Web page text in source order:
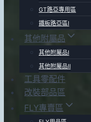
GT路亞專用區
鐵板路亞區Ⅰ
其他附屬品
其他附屬品Ⅰ
其他附屬品Ⅱ
工具零配件
改裝部品區
FLY專賣區